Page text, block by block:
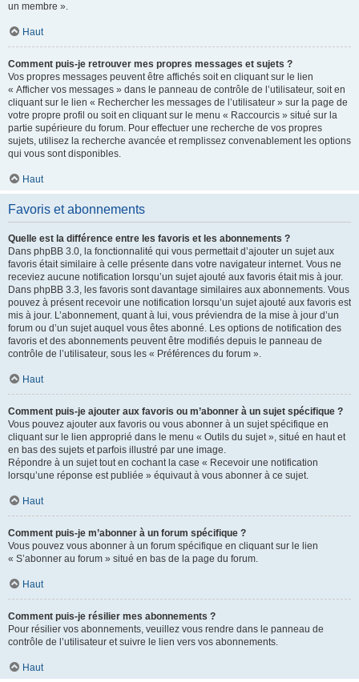
un membre ».
Haut
Comment puis-je retrouver mes propres messages et sujets ?
Vos propres messages peuvent être affichés soit en cliquant sur le lien
« Afficher vos messages » dans le panneau de contrôle de l’utilisateur, soit en
cliquant sur le lien « Rechercher les messages de l’utilisateur » sur la page de
votre propre profil ou soit en cliquant sur le menu « Raccourcis » situé sur la
partie supérieure du forum. Pour effectuer une recherche de vos propres
sujets, utilisez la recherche avancée et remplissez convenablement les options
qui vous sont disponibles.
Haut
Favoris et abonnements
Quelle est la différence entre les favoris et les abonnements ?
Dans phpBB 3.0, la fonctionnalité qui vous permettait d’ajouter un sujet aux
favoris était similaire à celle présente dans votre navigateur internet. Vous ne
receviez aucune notification lorsqu’un sujet ajouté aux favoris était mis à jour.
Dans phpBB 3.3, les favoris sont davantage similaires aux abonnements. Vous
pouvez à présent recevoir une notification lorsqu’un sujet ajouté aux favoris est
mis à jour. L’abonnement, quant à lui, vous préviendra de la mise à jour d’un
forum ou d’un sujet auquel vous êtes abonné. Les options de notification des
favoris et des abonnements peuvent être modifiés depuis le panneau de
contrôle de l’utilisateur, sous les « Préférences du forum ».
Haut
Comment puis-je ajouter aux favoris ou m’abonner à un sujet spécifique ?
Vous pouvez ajouter aux favoris ou vous abonner à un sujet spécifique en
cliquant sur le lien approprié dans le menu « Outils du sujet », situé en haut et
en bas des sujets et parfois illustré par une image.
Répondre à un sujet tout en cochant la case « Recevoir une notification
lorsqu’une réponse est publiée » équivaut à vous abonner à ce sujet.
Haut
Comment puis-je m’abonner à un forum spécifique ?
Vous pouvez vous abonner à un forum spécifique en cliquant sur le lien
« S’abonner au forum » situé en bas de la page du forum.
Haut
Comment puis-je résilier mes abonnements ?
Pour résilier vos abonnements, veuillez vous rendre dans le panneau de
contrôle de l’utilisateur et suivre le lien vers vos abonnements.
Haut